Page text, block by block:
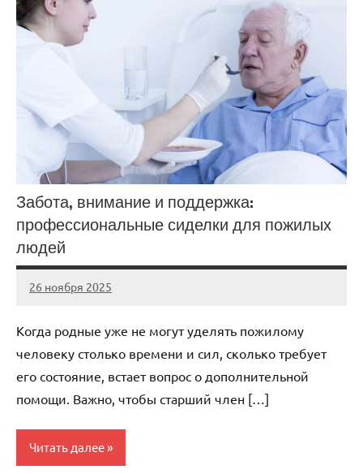
Забота, внимание и поддержка:
профессиональные сиделки для пожилых
людей
26 ноября 2025
Avtor
Нет
Когда родные уже не могут уделять пожилому
человеку столько времени и сил, сколько требует
его состояние, встает вопрос о дополнительной
помощи. Важно, чтобы старший член […]
Читать далее